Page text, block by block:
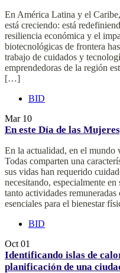
En América Latina y el
está creciendo: está
resiliencia económica y el
biotecnológicas de frontera
trabajo de cuidados y
emprendedoras de la región
[…]
BID
Mar 10
En este Día de las
En la actualidad, en el mundo
Todas comparten una
sus vidas han requerido
necesitando, especialmente
tanto actividades
esenciales para el bienestar
BID
Oct 01
Identificando islas de
planificación de una